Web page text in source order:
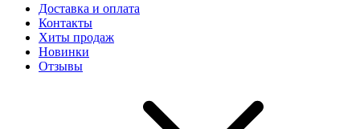
Доставка и оплата
Контакты
Хиты продаж
Новинки
Отзывы